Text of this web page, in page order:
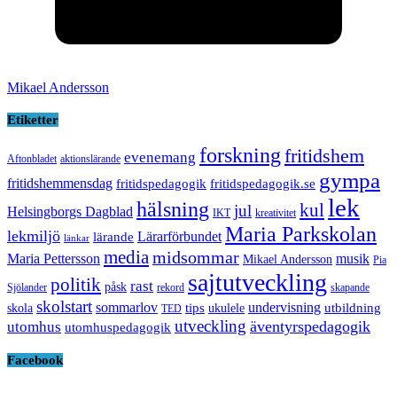
Mikael Andersson
Etiketter
Aftonbladet aktionslärande evenemang forskning fritidshem
fritidshemmensdag fritidspedagogik fritidspedagogik.se gympa
Helsingborgs Dagblad hälsning IKT jul kreativitet kul lek
lekmiljö länkar lärande Lärarförbundet Maria Parkskolan
Maria Pettersson media midsommar Mikael Andersson musik Pia
Sjölander politik påsk rast rekord sajtutveckling skapande
skola skolstart sommarlov TED tips ukulele undervisning utbildning
utomhus utomhuspedagogik utveckling äventyrspedagogik
Facebook